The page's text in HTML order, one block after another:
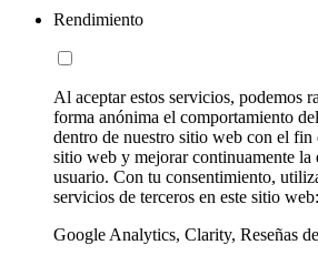
Rendimiento
Al aceptar estos servicios, podemos
forma anónima el comportamiento
dentro de nuestro sitio web con el fin
sitio web y mejorar continuamente la
usuario. Con tu consentimiento,
servicios de terceros en este sitio web:
Google Analytics, Clarity, Reseñas